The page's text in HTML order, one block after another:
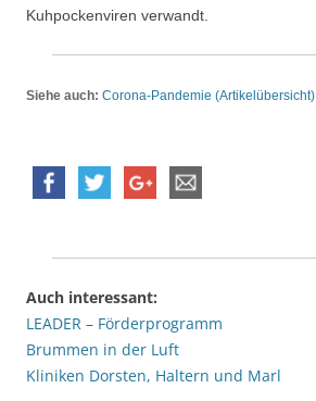
Kuhpockenviren verwandt.
Siehe auch: Corona-Pandemie (Artikelübersicht)
Auch interessant:
LEADER – Förderprogramm
Brummen in der Luft
Kliniken Dorsten, Haltern und Marl